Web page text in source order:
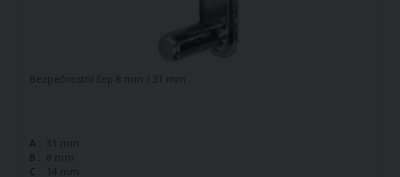
Bezpečnostní čep 8 mm / 31 mm
A :
31 mm
B :
8 mm
C :
14 mm